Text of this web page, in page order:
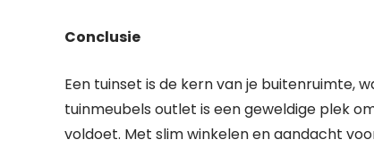
Conclusie
Een tuinset is de kern van je buitenruimte,
tuinmeubels outlet is een geweldige plek
voldoet. Met slim winkelen en aandacht